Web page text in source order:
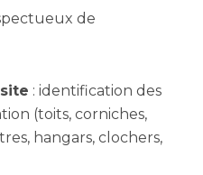
de
: identification des
(toits, corniches,
hangars, clochers,